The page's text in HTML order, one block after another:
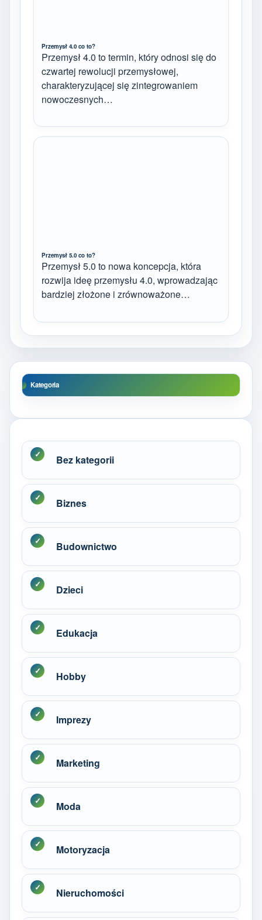
Przemysł 4.0 co to?
Przemysł 4.0 to termin, który odnosi się do
czwartej rewolucji przemysłowej,
charakteryzującej się zintegrowaniem
nowoczesnych…
Przemysł 5.0 co to?
Przemysł 5.0 to nowa koncepcja, która
rozwija ideę przemysłu 4.0, wprowadzając
bardziej złożone i zrównoważone…
Kategoria
Bez kategorii
Biznes
Budownictwo
Dzieci
Edukacja
Hobby
Imprezy
Marketing
Moda
Motoryzacja
Nieruchomości